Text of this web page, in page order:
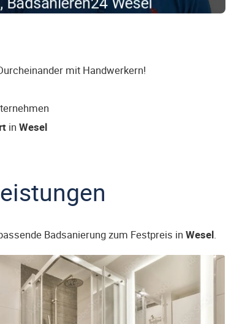
mit Handwerkern!
in Wesel
Badsanierung zum Festpreis in Wesel.